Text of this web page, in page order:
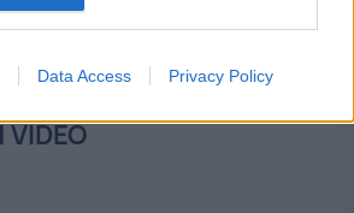
Data Access Privacy Policy
cântarului.